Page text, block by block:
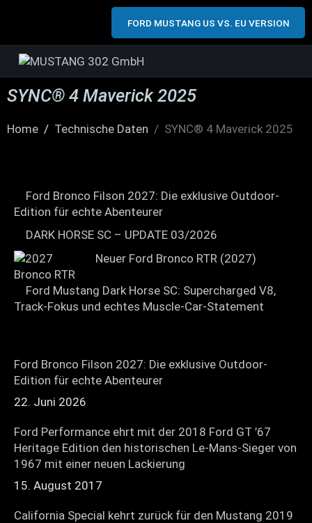
FORD MUSTANG US VS. EU VERSION
SYNC® 4 Maverick 2025
Home Technische Daten SYNC® 4 Maverick 2025
Ford Bronco Filson 2027: Die exklusive Outdoor-
Edition für echte Abenteurer
DARK HORSE SC – UPDATE 03/2026
Neuer Ford Bronco RTR (2027)
Ford Mustang Dark Horse SC: Supercharged V8,
Track-Fokus und echtes Muscle-Car-Statement
Ford Bronco Filson 2027: Die exklusive Outdoor-
Edition für echte Abenteurer
22. Juni 2026
Ford Performance ehrt mit der 2018 Ford GT ’67
Heritage Edition den historischen Le-Mans-Sieger von
1967 mit einer neuen Lackierung
15. August 2017
California Special kehrt zurück für den Mustang 2019